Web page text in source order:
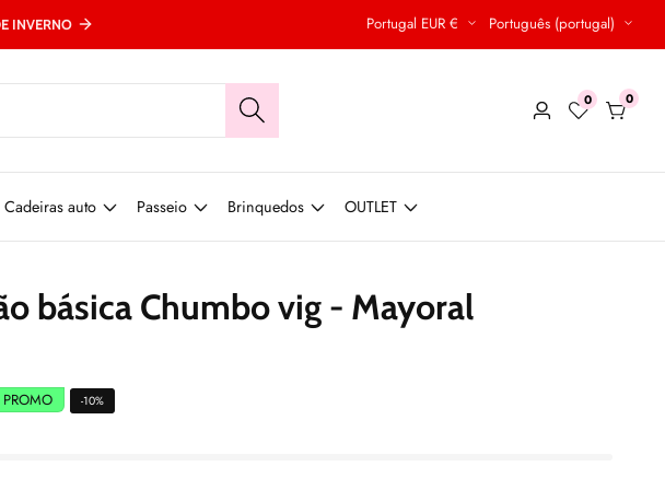
INVERNO Portugal EUR € Português (portugal)
Conecte-
0 00
Cadeiras auto Passeio Brinquedos
OUTLET
básica Chumbo vig - Mayoral
PROMO -10%